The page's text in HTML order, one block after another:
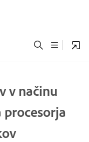
v načinu